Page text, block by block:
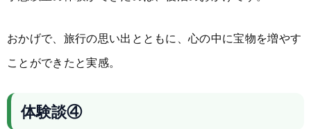
おかげで、旅行の思い出とともに、心の中に宝物を増やす
ことができたと実感。
体験談④